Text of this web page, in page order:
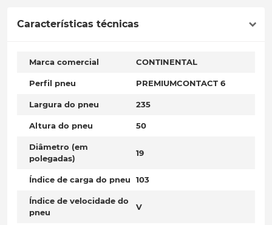
Características técnicas
Marca comercial CONTINENTAL
Perfil pneu PREMIUMCONTACT 6
Largura do pneu 235
Altura do pneu 50
Diâmetro (em
polegadas)
19
Índice de carga do pneu 103
Índice de velocidade do
pneu
V